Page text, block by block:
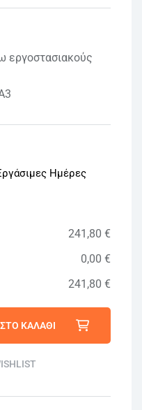
εργοστασιακούς
Ημέρες
241,80 €
0,00 €
241,80 €
ΚΑΛΆΘΙ